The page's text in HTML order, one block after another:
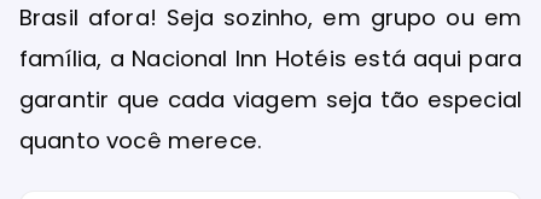
Brasil afora! Seja sozinho, em grupo ou em
família, a Nacional Inn Hotéis está aqui para
garantir que cada viagem seja tão especial
quanto você merece.